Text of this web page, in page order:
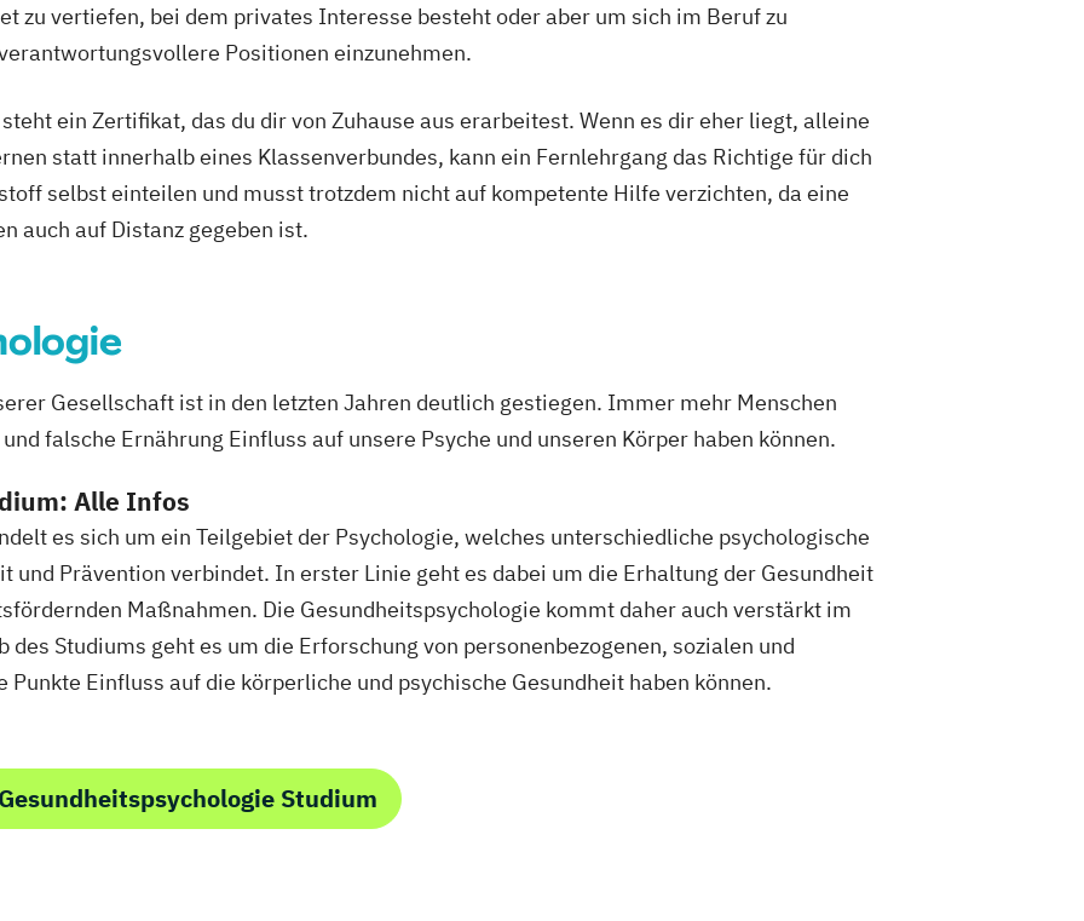
in
in
in
zu vertiefen, bei dem privates Interesse besteht oder aber um sich im Beruf zu
Positionen einzunehmen.
ein Zertifikat, das du dir von Zuhause aus erarbeitest. Wenn es dir eher liegt, alleine
statt innerhalb eines Klassenverbundes, kann ein Fernlehrgang das Richtige für dich
selbst einteilen und musst trotzdem nicht auf kompetente Hilfe verzichten, da eine
auch auf Distanz gegeben ist.
Gesellschaft ist in den letzten Jahren deutlich gestiegen. Immer mehr Menschen
falsche Ernährung Einfluss auf unsere Psyche und unseren Körper haben können.
Alle Infos
es sich um ein Teilgebiet der Psychologie, welches unterschiedliche psychologische
und Prävention verbindet. In erster Linie geht es dabei um die Erhaltung der Gesundheit
Maßnahmen. Die Gesundheitspsychologie kommt daher auch verstärkt im
Studiums geht es um die Erforschung von personenbezogenen, sozialen und
Einfluss auf die körperliche und psychische Gesundheit haben können.
Studium